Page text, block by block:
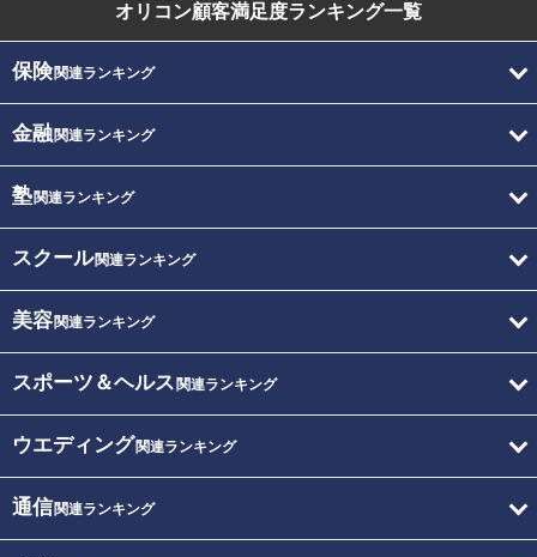
オリコン顧客満足度ランキング一覧
保険関連ランキング
金融関連ランキング
塾関連ランキング
スクール関連ランキング
美容関連ランキング
スポーツ＆ヘルス 関連ランキング
ウエディング関連ランキング
通信関連ランキング